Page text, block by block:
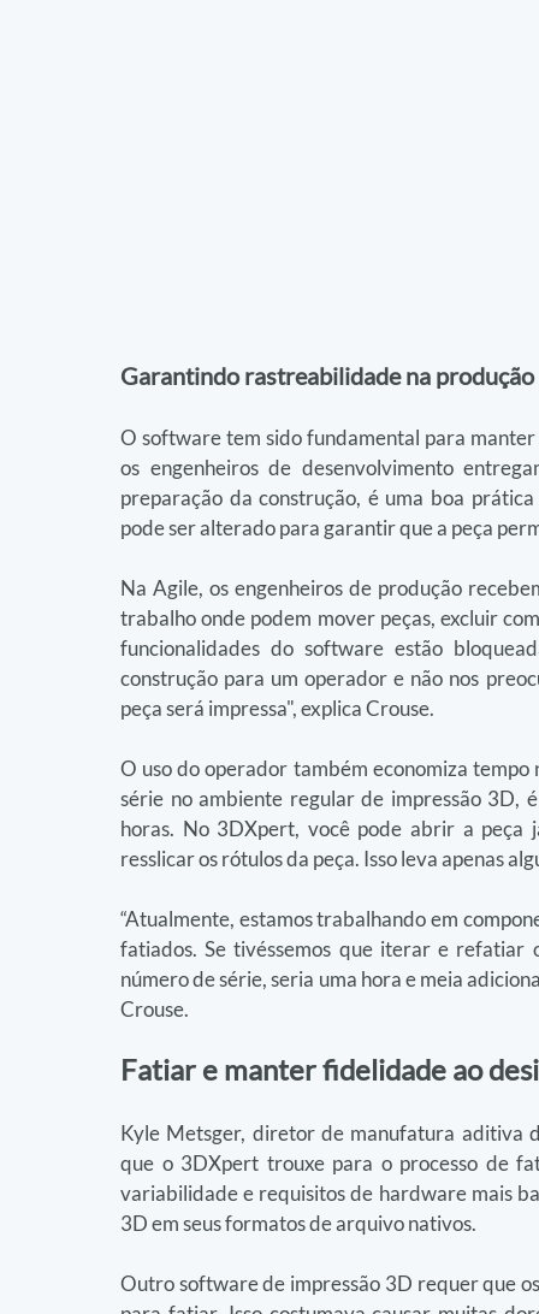
Garantindo rastreabilidade na produção
O software tem sido fundamental para
os engenheiros de desenvolvimento
preparação da construção, é uma boa
pode ser alterado para garantir que a peça
Na Agile, os engenheiros de produção
trabalho onde podem mover peças, excluir
funcionalidades do software estão
construção para um operador e não nos
peça será impressa", explica Crouse.
O uso do operador também economiza tempo
série no ambiente regular de impressão 3D,
horas. No 3DXpert, você pode abrir a peça
resslicar os rótulos da peça. Isso leva apenas
“Atualmente, estamos trabalhando em
fatiados. Se tivéssemos que iterar e refatiar
número de série, seria uma hora e meia
Crouse.
Fatiar e manter fidelidade ao
Kyle Metsger, diretor de manufatura aditiva
que o 3DXpert trouxe para o processo de
variabilidade e requisitos de hardware mais
3D em seus formatos de arquivo nativos.
Outro software de impressão 3D requer que